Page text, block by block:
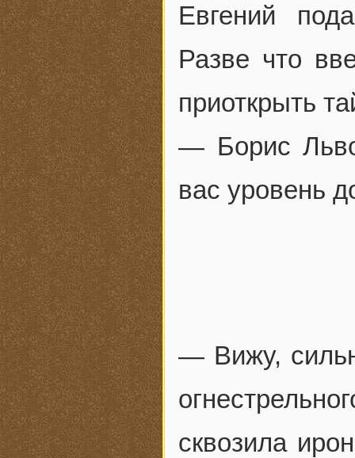
Евгений
Разве что
приоткрыть
— Борис
вас уровень
— Вижу,
сквозила